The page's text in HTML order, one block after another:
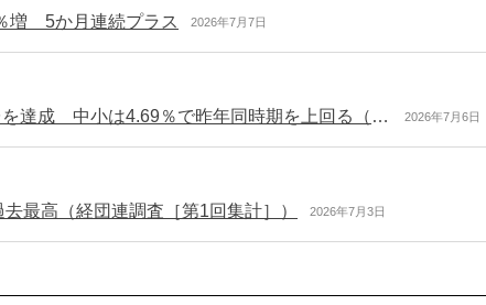
増 5か月連続プラス 2026年7月7日
令和8年春闘 最終集計 賃上げ率5.01％で３年連続5％台を達成 中小は4.69％で昨年同時期を上回る（連合） 2026年7月6日
最高（経団連調査［第1回集計］） 2026年7月3日